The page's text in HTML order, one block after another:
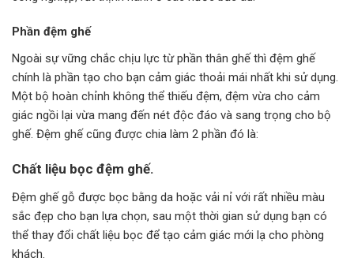
Phần đệm ghế
Ngoài sự vững chắc chịu lực từ phần thân ghế thì đệm ghế
chính là phần tạo cho bạn cảm giác thoải mái nhất khi sử dụng.
Một bộ hoàn chỉnh không thể thiếu đệm, đệm vừa cho cảm
giác ngồi lại vừa mang đến nét độc đáo và sang trọng cho bộ
ghế. Đệm ghế cũng được chia làm 2 phần đó là:
Chất liệu bọc đệm ghế.
Đệm ghế gỗ được bọc bằng da hoặc vải nỉ với rất nhiều màu
sắc đẹp cho bạn lựa chọn, sau một thời gian sử dụng bạn có
thể thay đổi chất liệu bọc để tạo cảm giác mới lạ cho phòng
khách.